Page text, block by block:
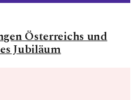
Österreichs und
Jubiläum